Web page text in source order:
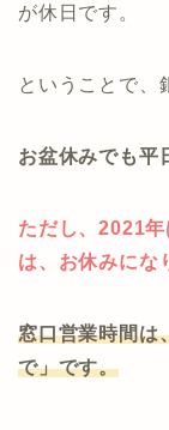
が休日です。
ということで、
お盆休みでも平
ただし、2021
は、お休みにな
窓口営業時間は
で」です。